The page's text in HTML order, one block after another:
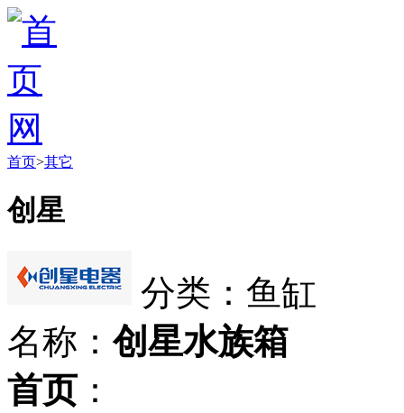
首页>其它
创星
分类：鱼缸
名称：创星水族箱
首页 ：